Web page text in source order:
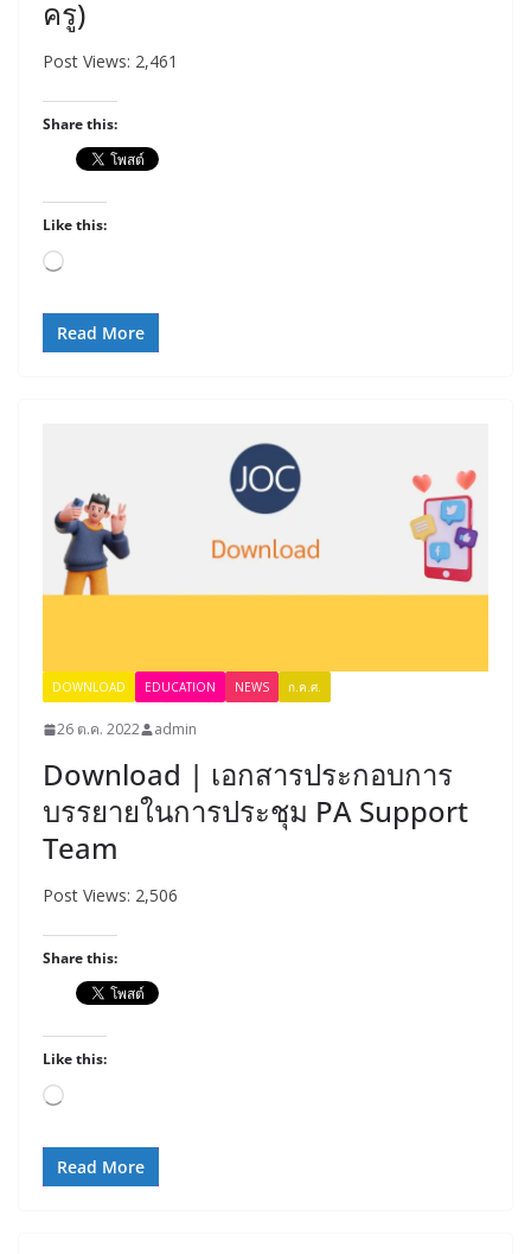
ครู)
Post Views: 2,461
Share this:
Like this:
Loading…
Read More
DOWNLOAD EDUCATION NEWS ก.ค.ศ.
26 ต.ค. 2022 admin
Download | เอกสารประกอบการ
บรรยายในการประชุม PA Support
Team
Post Views: 2,506
Share this:
Like this:
Loading…
Read More